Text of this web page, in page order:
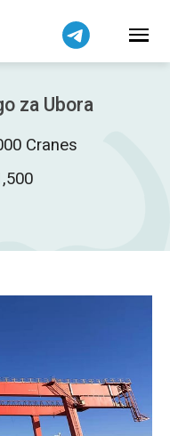
za Ubora
Cranes